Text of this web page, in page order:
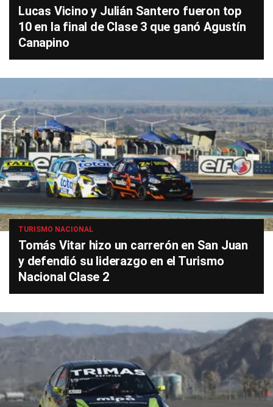
Lucas Vicino y Julián Santero fueron top
10 en la final de Clase 3 que ganó Agustín
Canapino
TURISMO NACIONAL
Tomás Vitar hizo un carrerón en San Juan
y defendió su liderazgo en el Turismo
Nacional Clase 2